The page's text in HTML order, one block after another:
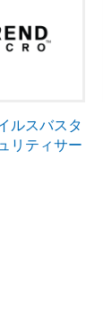
ルスバスタ
リティサー